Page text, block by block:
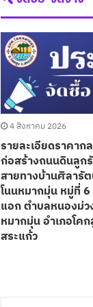
4 สิงหาคม 2026
รายละเอียดราคาก
ก่อสร้างถนนดินลูก
สายทางบ้านศิลารั
โนนหมากมุ่น หมู่ที่
แอก ตำบลหนองม่ว
หมากมุ่น อำเภอโค
สระแก้ว